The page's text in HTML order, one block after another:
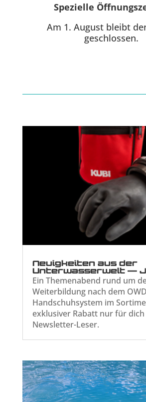
Spezielle
Am 1. August bleibt
geschlossen.
Neuigkeiten aus der
Unterwasserwelt —
Ein Themenabend rund um
Weiterbildung nach dem
Handschuhsystem im
exklusiver Rabatt nur für dich
Newsletter-Leser.